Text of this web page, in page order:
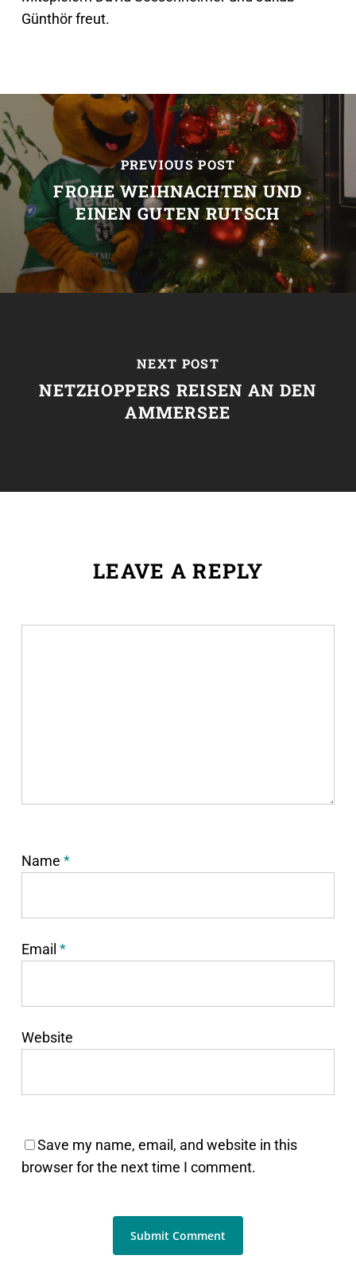
Günthör freut.
PREVIOUS POST
FROHE WEIHNACHTEN UND
EINEN GUTEN RUTSCH
NEXT POST
NETZHOPPERS REISEN AN DEN
AMMERSEE
LEAVE A REPLY
Name *
Email *
Website
Save my name, email, and website in this
browser for the next time I comment.